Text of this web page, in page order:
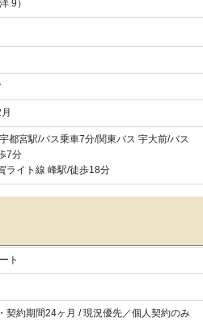
9）
都宮駅/バス乗車7分/関東バス 宇大前/バス
7分
ライト線 峰駅/徒歩18分
ト
契約期間24ヶ月 / 現況優先／個人契約のみ